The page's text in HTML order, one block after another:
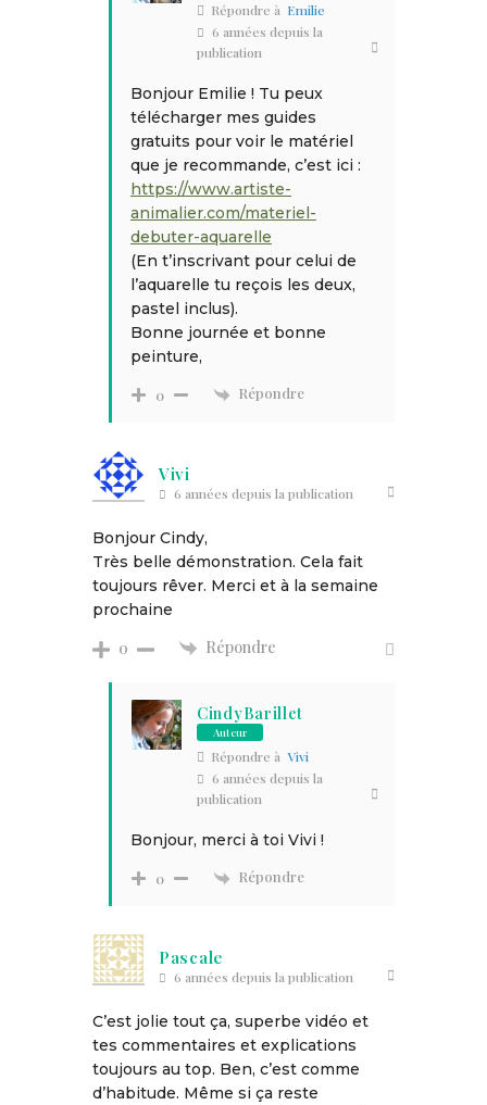
Répondre à Emilie
6 années depuis la
publication
Bonjour Emilie ! Tu peux
télécharger mes guides
gratuits pour voir le matériel
que je recommande, c’est ici :
https://www.artiste-
animalier.com/materiel-
debuter-aquarelle
(En t’inscrivant pour celui de
l’aquarelle tu reçois les deux,
pastel inclus).
Bonne journée et bonne
peinture,
0 Répondre
Vivi
6 années depuis la publication
Bonjour Cindy,
Très belle démonstration. Cela fait
toujours rêver. Merci et à la semaine
prochaine
0 Répondre
CindyBarillet
Auteur
Répondre à Vivi
6 années depuis la
publication
Bonjour, merci à toi Vivi !
0 Répondre
Pascale
6 années depuis la publication
C’est jolie tout ça, superbe vidéo et
tes commentaires et explications
toujours au top. Ben, c’est comme
d’habitude. Même si ça reste